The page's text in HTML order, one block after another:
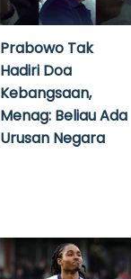
Prabowo Tak
Hadiri Doa
Kebangsaan,
Menag: Beliau Ada
Urusan Negara